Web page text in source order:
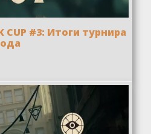
CUP #3: Итоги турнира